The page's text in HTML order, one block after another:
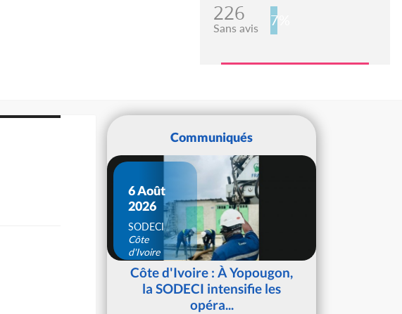
226
Sans avis 7%
Communiqués
6 Août
2026
SODECI
Côte
d'Ivoire
Côte d'Ivoire : À Yopougon,
la SODECI intensifie les
opéra...